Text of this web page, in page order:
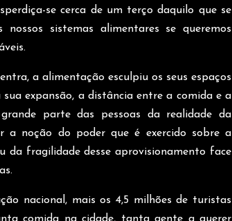
se cerca de um terço daquilo que se
sistemas alimentares se queremos
a alimentação esculpiu os seus espaços
expansão, a distância entre a comida e a
parte das pessoas da realidade da
a noção do poder que é exercido sobre a
da fragilidade desse aprovisionamento face
nacional, mais os 4,5 milhões de turistas